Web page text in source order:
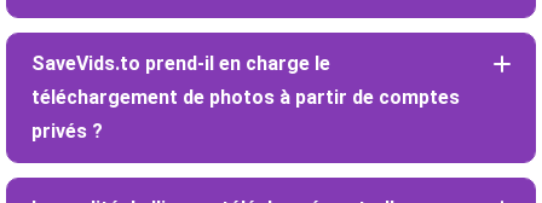
SaveVids.to prend-il en charge le
téléchargement de photos à partir de comptes
privés ?